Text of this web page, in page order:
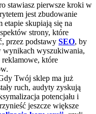
stawiasz pierwsze kroki w
jest zbudowanie
skupiają się na
strony, które
przez podstawy SEO, by
wynikach wyszukiwania,
które
Twój sklep ma już
ruch, audyty zyskują
potencjału i
jeszcze większe